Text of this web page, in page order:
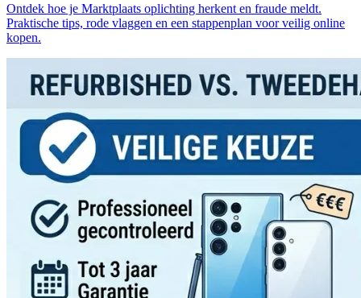
Ontdek hoe je Marktplaats oplichting herkent en fraude meldt.
Praktische tips, rode vlaggen en een stappenplan voor veilig online
kopen.